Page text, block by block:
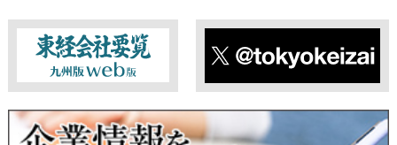
■ 個人情報提供の任意性及び留意点
個人情報のご提供は任意ですが、必要な個人情報をご提供いた
だけなかった場合は、上記利用目的を達成できない場合があり
ますのでご了承ください。
当社は、本人が自己の個人情報について、通知・開示・訂正・
追加・削除・利用停止・提供停止の希望がございましたら、本
東経会社要覧web版 X